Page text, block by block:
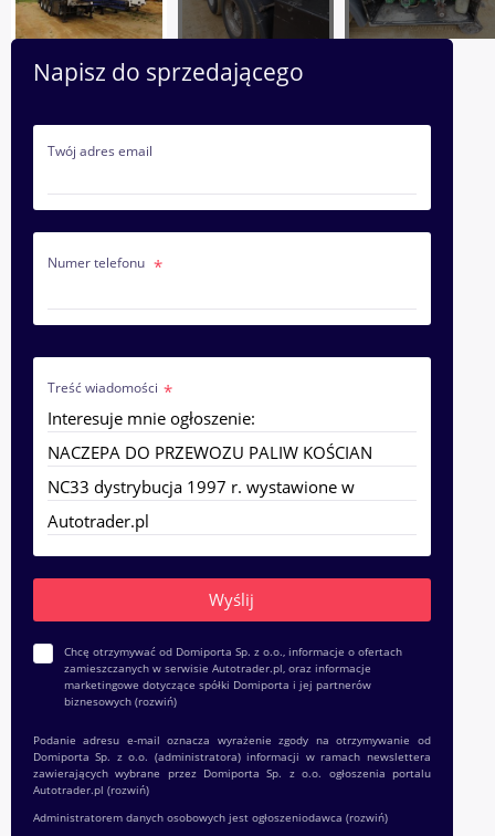
Napisz do sprzedającego
Twój adres email
Numer telefonu
Treść wiadomości
Chcę otrzymywać od Domiporta Sp. z o.o., informacje o ofertach
zamieszczanych w serwisie Autotrader.pl, oraz informacje
marketingowe dotyczące spółki Domiporta i jej partnerów
biznesowych (rozwiń)
Podanie adresu e-mail oznacza wyrażenie zgody na otrzymywanie od
Domiporta Sp. z o.o. (administratora) informacji w ramach newslettera
zawierających wybrane przez Domiporta Sp. z o.o. ogłoszenia portalu
Autotrader.pl (rozwiń)
Administratorem danych osobowych jest ogłoszeniodawca (rozwiń)